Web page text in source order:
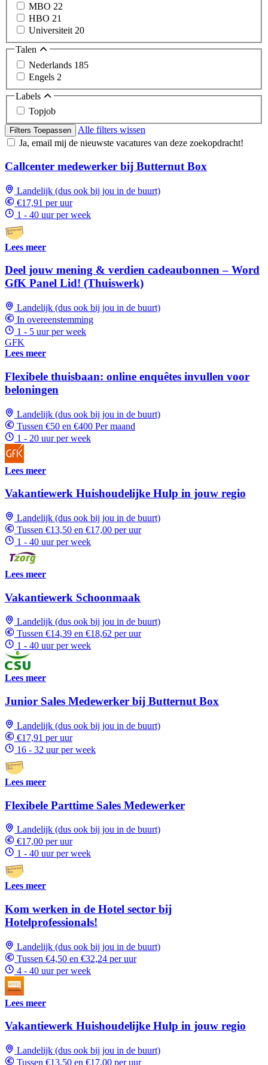
MBO 22
HBO 21
Universiteit 20
Talen
Nederlands 185
Engels 2
Labels
Topjob
Filters Toepassen
Alle filters wissen
Ja, email mij de nieuwste vacatures van deze zoekopdracht!
Callcenter medewerker bij Butternut Box
Landelijk (dus ook bij jou in de buurt)
€17,91 per uur
1 - 40 uur per week
Lees meer
Deel jouw mening & verdien cadeaubonnen – Word
GfK Panel Lid! (Thuiswerk)
Landelijk (dus ook bij jou in de buurt)
In overeenstemming
1 - 5 uur per week
GFK
Lees meer
Flexibele thuisbaan: online enquêtes invullen voor
beloningen
Landelijk (dus ook bij jou in de buurt)
Tussen €50 en €400 Per maand
1 - 20 uur per week
Lees meer
Vakantiewerk Huishoudelijke Hulp in jouw regio
Landelijk (dus ook bij jou in de buurt)
Tussen €13,50 en €17,00 per uur
1 - 40 uur per week
Lees meer
Vakantiewerk Schoonmaak
Landelijk (dus ook bij jou in de buurt)
Tussen €14,39 en €18,62 per uur
1 - 40 uur per week
Lees meer
Junior Sales Medewerker bij Butternut Box
Landelijk (dus ook bij jou in de buurt)
€17,91 per uur
16 - 32 uur per week
Lees meer
Flexibele Parttime Sales Medewerker
Landelijk (dus ook bij jou in de buurt)
€17,00 per uur
1 - 40 uur per week
Lees meer
Kom werken in de Hotel sector bij
Hotelprofessionals!
Landelijk (dus ook bij jou in de buurt)
Tussen €4,50 en €32,24 per uur
4 - 40 uur per week
Lees meer
Vakantiewerk Huishoudelijke Hulp in jouw regio
Landelijk (dus ook bij jou in de buurt)
Tussen €13,50 en €17,00 per uur